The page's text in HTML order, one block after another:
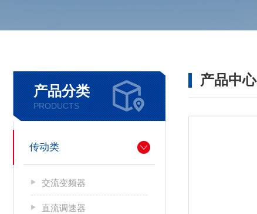
产品分类
PRODUCTS
传动类
交流变频器
直流调速器
产品中心